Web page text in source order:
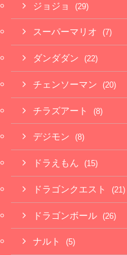
ジョジョ (29)
スーパーマリオ (7)
ダンダダン (22)
チェンソーマン (20)
チラズアート (8)
デジモン (8)
ドラえもん (15)
ドラゴンクエスト (21)
ドラゴンボール (26)
ナルト (5)